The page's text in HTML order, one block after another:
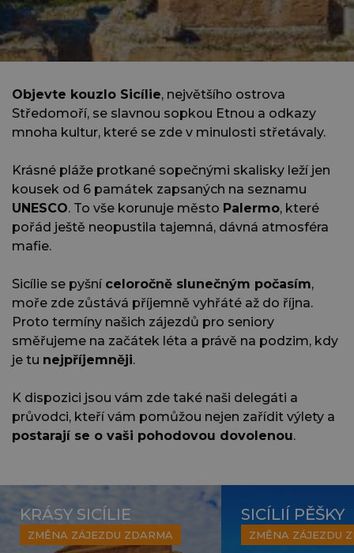
Objevte kouzlo Sicílie, největšího ostrova
Středomoří, se slavnou sopkou Etnou a odkazy
mnoha kultur, které se zde v minulosti střetávaly.
Krásné pláže protkané sopečnými skalisky leží jen
kousek od 6 památek zapsaných na seznamu
UNESCO. To vše korunuje město Palermo, které
pořád ještě neopustila tajemná, dávná atmosféra
mafie.
Sicílie se pyšní celoročně slunečným počasím,
moře zde zůstává příjemně vyhřáté až do října.
Proto termíny našich zájezdů pro seniory
směřujeme na začátek léta a právě na podzim, kdy
je tu nejpříjemněji.
K dispozici jsou vám zde také naši delegáti a
průvodci, kteří vám pomůžou nejen zařídit výlety a
postarají se o vaši pohodovou dovolenou.
KRÁSY SICÍLIE
ZMĚNA ZÁJEZDU ZDARMA
SICÍLIÍ PĚŠKY
ZMĚNA ZÁJEZDU